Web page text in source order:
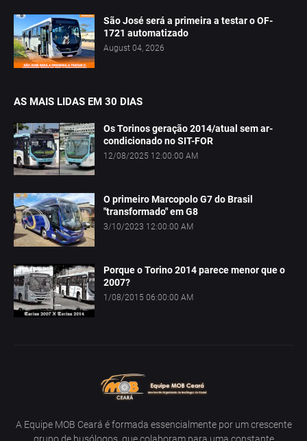
São José será a primeira a testar o OF-
1721 automatizado
August 04, 2026
AS MAIS LIDAS EM 30 DIAS
Os Torinos geração 2014/atual sem ar-
condicionado no SIT-FOR
12/08/2025 12:00:00 AM
O primeiro Marcopolo G7 do Brasil
"transformado" em G8
3/10/2023 12:00:00 AM
Porque o Torino 2014 parece menor que o
2007?
1/08/2015 06:00:00 AM
A Equipe MOB Ceará é formada essencialmente por um crescente
grupo de busólogos, que colaboram para uma constante